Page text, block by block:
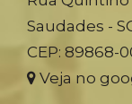
Saudades -
CEP: 89868-
Veja no